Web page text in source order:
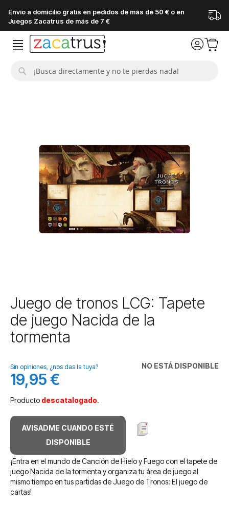
Envío a domicilio gratis en pedidos de más de 50 € o en
Juegos Zacatrus de más de 7 €
imágenes
Saltar
al
comienzo
la
imágenes
Juego de tronos LCG: Tapete
de juego Nacida de la
tormenta
NO ESTÁ DISPONIBLE
Sin opiniones, ¿nos das la tuya?
19,95 €
Producto descatalogado.
AVISADME CUANDO ESTÉ
DISPONIBLE
¡Entra en el mundo de Canción de Hielo y Fuego con el tapete de
juego Nacida de la tormenta y organiza tu área de juego al
mismo tiempo en tus partidas de Juego de Tronos: El juego de
cartas!